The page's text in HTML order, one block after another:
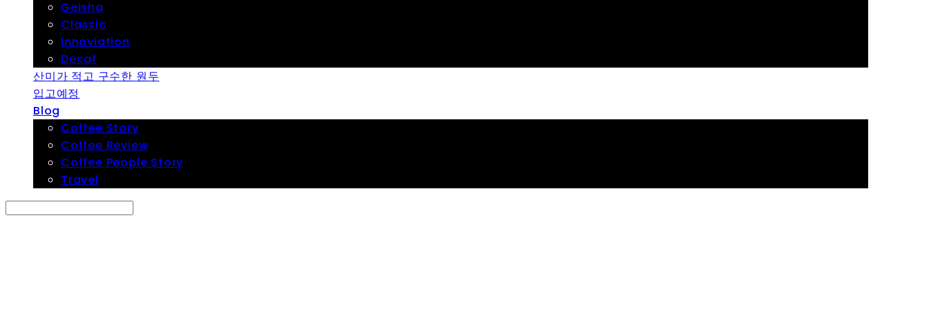
Geisha
Classic
Innoviation
Decaf
산미가 적고 구수한 원두
입고예정
Blog
Coffee Story
Coffee Review
Coffee People Story
Travel